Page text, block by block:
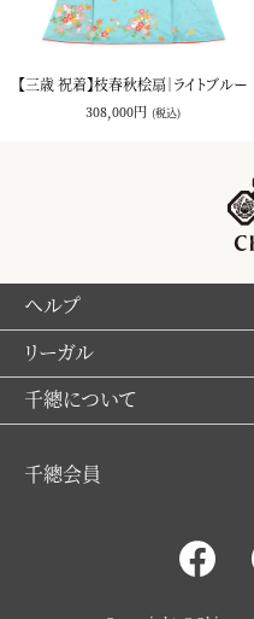
【三歳 祝着】枝春秋桧扇｜ライトブルー
308,000円 (税込)
ヘルプ
リーガル
千總について
千總会員